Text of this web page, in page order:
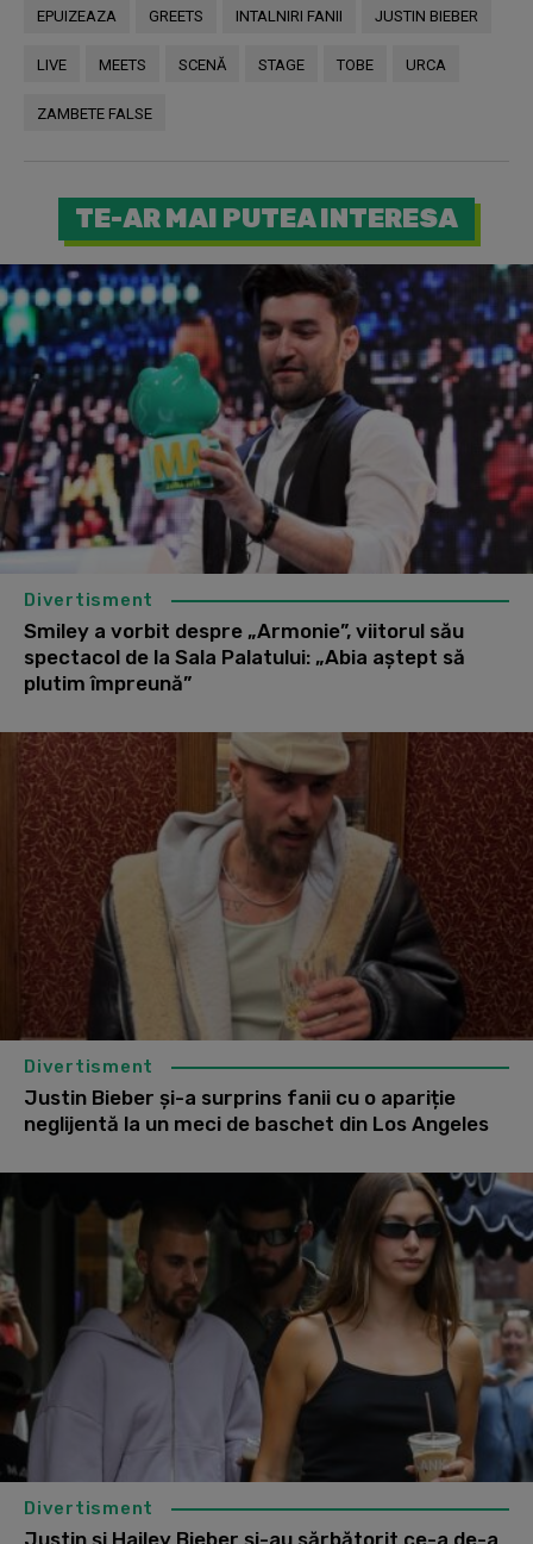
EPUIZEAZA GREETS INTALNIRI FANII JUSTIN BIEBER
LIVE MEETS SCENĂ STAGE TOBE URCA
ZAMBETE FALSE
TE-AR MAI PUTEA INTERESA
Divertisment
Smiley a vorbit despre „Armonie”, viitorul său
spectacol de la Sala Palatului: „Abia aștept să
plutim împreună”
Divertisment
Justin Bieber și-a surprins fanii cu o apariție
neglijentă la un meci de baschet din Los Angeles
Divertisment